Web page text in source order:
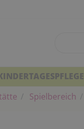
Spielbereich